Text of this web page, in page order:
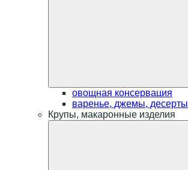
овощная консервация
варенье, джемы, десерты
Крупы, макаронные изделия